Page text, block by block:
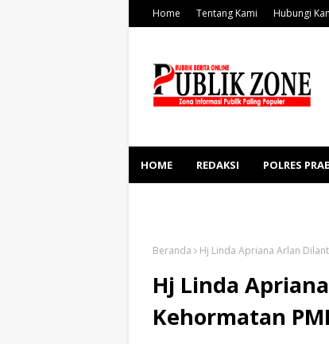
Home Tentang Kami Hubungi
HOME REDAKSI POLRES
Beranda Hj Linda Apriana Arlan
Hj Linda
Kehormatan